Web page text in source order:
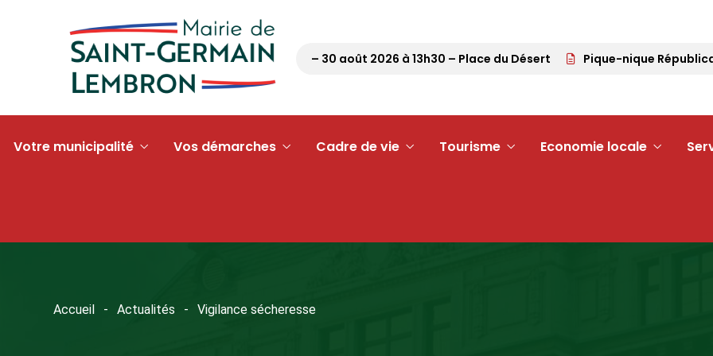
Pétanque tour 63 – 30 août 2026 à 13h30 – Place du Désert Pique-nique Républicain
Votre municipalité Vos démarches Cadre de vie Tourisme Economie locale
Accueil Actualités Vigilance sécheresse